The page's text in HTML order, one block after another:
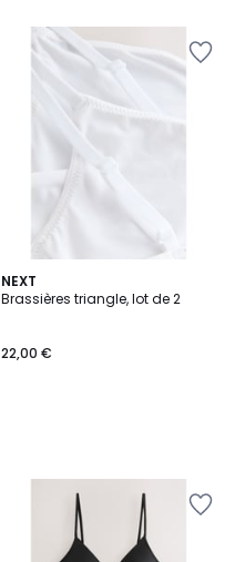
NEXT
Brassières triangle, lot de 2
22,00 €